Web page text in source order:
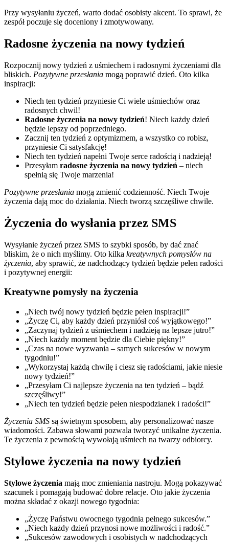
Przy wysyłaniu życzeń, warto dodać osobisty akcent. To sprawi, że
zespół poczuje się doceniony i zmotywowany.
Radosne życzenia na nowy tydzień
Rozpocznij nowy tydzień z uśmiechem i radosnymi życzeniami dla
bliskich. Pozytywne przesłania mogą poprawić dzień. Oto kilka
inspiracji:
Niech ten tydzień przyniesie Ci wiele uśmiechów oraz
radosnych chwil!
Radosne życzenia na nowy tydzień! Niech każdy dzień
będzie lepszy od poprzedniego.
Zacznij ten tydzień z optymizmem, a wszystko co robisz,
przyniesie Ci satysfakcję!
Niech ten tydzień napełni Twoje serce radością i nadzieją!
Przesyłam radosne życzenia na nowy tydzień – niech
spełnią się Twoje marzenia!
Pozytywne przesłania mogą zmienić codzienność. Niech Twoje
życzenia dają moc do działania. Niech tworzą szczęśliwe chwile.
Życzenia do wysłania przez SMS
Wysyłanie życzeń przez SMS to szybki sposób, by dać znać
bliskim, że o nich myślimy. Oto kilka kreatywnych pomysłów na
życzenia, aby sprawić, że nadchodzący tydzień będzie pełen radości
i pozytywnej energii:
Kreatywne pomysły na życzenia
„Niech twój nowy tydzień będzie pełen inspiracji!”
„Życzę Ci, aby każdy dzień przyniósł coś wyjątkowego!”
„Zaczynaj tydzień z uśmiechem i nadzieją na lepsze jutro!”
„Niech każdy moment będzie dla Ciebie piękny!”
„Czas na nowe wyzwania – samych sukcesów w nowym
tygodniu!”
„Wykorzystaj każdą chwilę i ciesz się radościami, jakie niesie
nowy tydzień!”
„Przesyłam Ci najlepsze życzenia na ten tydzień – bądź
szczęśliwy!”
„Niech ten tydzień będzie pełen niespodzianek i radości!”
Życzenia SMS są świetnym sposobem, aby personalizować nasze
wiadomości. Zabawa słowami pozwala tworzyć unikalne życzenia.
Te życzenia z pewnością wywołają uśmiech na twarzy odbiorcy.
Stylowe życzenia na nowy tydzień
Stylowe życzenia mają moc zmieniania nastroju. Mogą pokazywać
szacunek i pomagają budować dobre relacje. Oto jakie życzenia
można składać z okazji nowego tygodnia:
„Życzę Państwu owocnego tygodnia pełnego sukcesów.”
„Niech każdy dzień przynosi nowe możliwości i radość.”
„Sukcesów zawodowych i osobistych w nadchodzących